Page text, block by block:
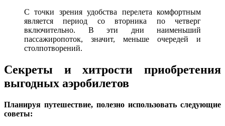
С точки зрения удобства перелета комфортным
является период со вторника по четверг
включительно. В эти дни наименьший
пассажиропоток, значит, меньше очередей и
столпотворений.
Секреты и хитрости приобретения
выгодных аэробилетов
Планируя путешествие, полезно использовать следующие
советы: